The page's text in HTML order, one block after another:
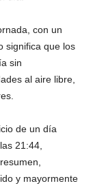
con un
significa que los
sin
al aire libre,
de un día
21:44,
y mayormente